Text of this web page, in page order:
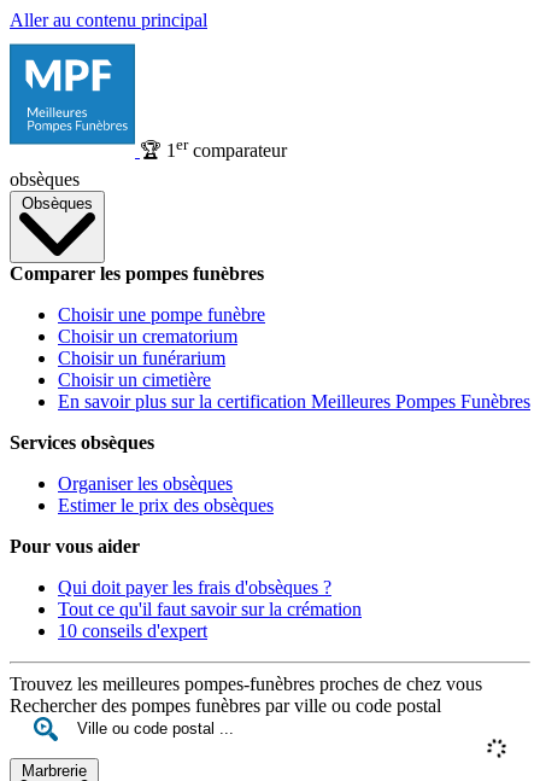
Aller au contenu principal
🏆 1 ercomparateur
obsèques
Obsèques
Comparer les pompes funèbres
Choisir une pompe funèbre
Choisir un crematorium
Choisir un funérarium
Choisir un cimetière
En savoir plus sur la certification Meilleures Pompes Funèbres
Services obsèques
Organiser les obsèques
Estimer le prix des obsèques
Pour vous aider
Qui doit payer les frais d'obsèques ?
Tout ce qu'il faut savoir sur la crémation
10 conseils d'expert
Trouvez les meilleures pompes-funèbres proches de chez vous
Rechercher des pompes funèbres par ville ou code postal
Marbrerie